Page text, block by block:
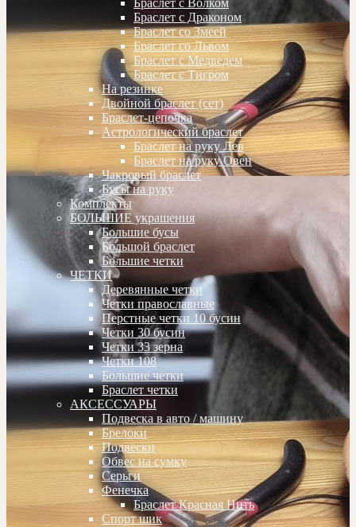
Браслет с Волком
Браслет с Драконом
Браслет со Змеей
Браслет со Львом
Браслет с Медведем
Браслет с Тигром
На резинке
Двойной браслет (сет)
Браслет-цепочка
Астрологический браслет
Браслет на руку Лев
Браслет на руку Овен
Чакровый браслет
Бусы на руку
Комплекты
БОЛЬШИЕ украшения
Большие бусы
Большой браслет
Большие четки
ЧЕТКИ
Деревянные четки
Четки православные
Перстные четки 10 бусин
Четки 30 бусин
Четки 33 зерна
Четки 108
Большие четки
Браслет четки
АКСЕССУАРЫ
Подвеска в авто / машину
Брелоки
Подвески
Обвес на сумку
Серьги
Фенечка
Браслет Красная Нить
Спорт шик